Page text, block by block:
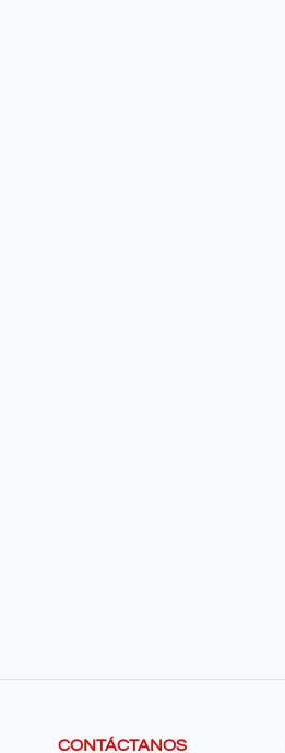
CONTÁCTANOS